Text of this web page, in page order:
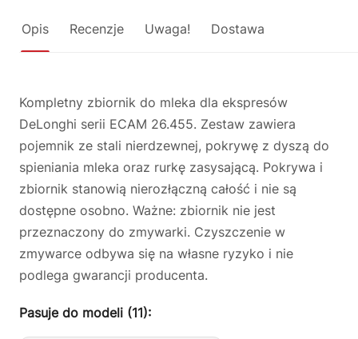
Opis Recenzje Uwaga! Dostawa
Kompletny zbiornik do mleka dla ekspresów
DeLonghi serii ECAM 26.455. Zestaw zawiera
pojemnik ze stali nierdzewnej, pokrywę z dyszą do
spieniania mleka oraz rurkę zasysającą. Pokrywa i
zbiornik stanowią nierozłączną całość i nie są
dostępne osobno. Ważne: zbiornik nie jest
przeznaczony do zmywarki. Czyszczenie w
zmywarce odbywa się na własne ryzyko i nie
podlega gwarancji producenta.
Pasuje do modeli (11):